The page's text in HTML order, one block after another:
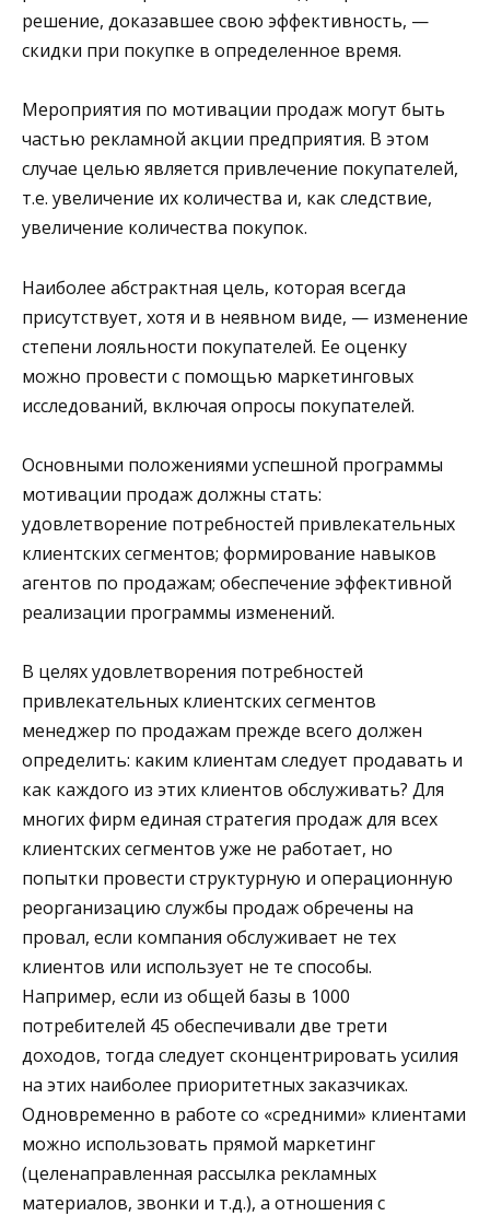
решение, доказавшее свою эффективность, —
скидки при покупке в определенное время.
Мероприятия по мотивации продаж могут быть
частью рекламной акции предприятия. В этом
случае целью является привлечение покупателей,
т.е. увеличение их количества и, как следствие,
увеличение количества покупок.
Наиболее абстрактная цель, которая всегда
присутствует, хотя и в неявном виде, — изменение
степени лояльности покупателей. Ее оценку
можно провести с помощью маркетинговых
исследований, включая опросы покупателей.
Основными положениями успешной программы
мотивации продаж должны стать:
удовлетворение потребностей привлекательных
клиентских сегментов; формирование навыков
агентов по продажам; обеспечение эффективной
реализации программы изменений.
В целях удовлетворения потребностей
привлекательных клиентских сегментов
менеджер по продажам прежде всего должен
определить: каким клиентам следует продавать и
как каждого из этих клиентов обслуживать? Для
многих фирм единая стратегия продаж для всех
клиентских сегментов уже не работает, но
попытки провести структурную и операционную
реорганизацию службы продаж обречены на
провал, если компания обслуживает не тех
клиентов или использует не те способы.
Например, если из общей базы в 1000
потребителей 45 обеспечивали две трети
доходов, тогда следует сконцентрировать усилия
на этих наиболее приоритетных заказчиках.
Одновременно в работе со «средними» клиентами
можно использовать прямой маркетинг
(целенаправленная рассылка рекламных
материалов, звонки и т.д.), а отношения с